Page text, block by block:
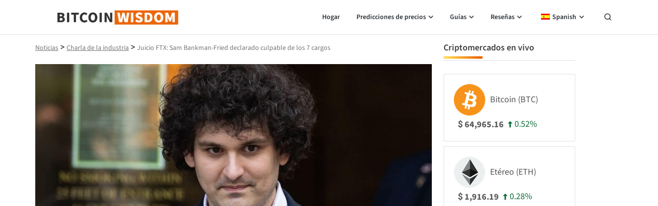
Sabiduría de Bitcoin
Hogar Predicciones de precios Guías Reseñas Spanish
Noticias > Charla de la industria > Juicio FTX: Sam Bankman-Fried declarado culpable de los 7 cargos Criptomercados en vivo
Bitcoin (BTC)
$64,965.16 0.52%
Etéreo (ETH)
$ 1,916.19 0.28%